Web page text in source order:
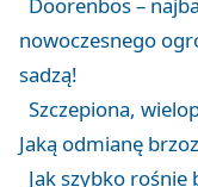
nowoczesnego
sadzą!
Szczepiona,
Jaką odmianę
Jak szybko rośnie